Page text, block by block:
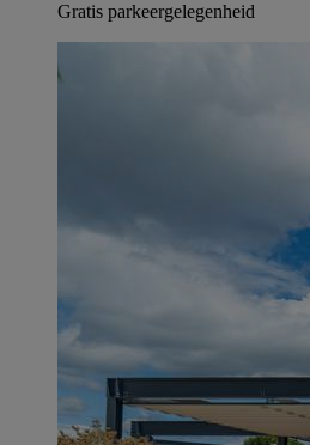
Gratis parkeergelegenheid